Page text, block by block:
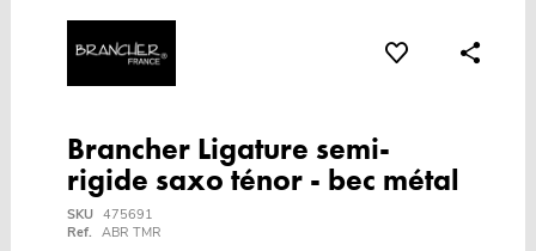
Brancher Ligature semi-
rigide saxo ténor - bec métal
SKU 475691
Ref. ABR TMR